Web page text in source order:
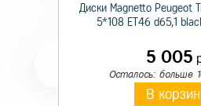
Диски Magnetto Peugeot
5*108 ET46 d65,1
5 005
Осталось: больше
В